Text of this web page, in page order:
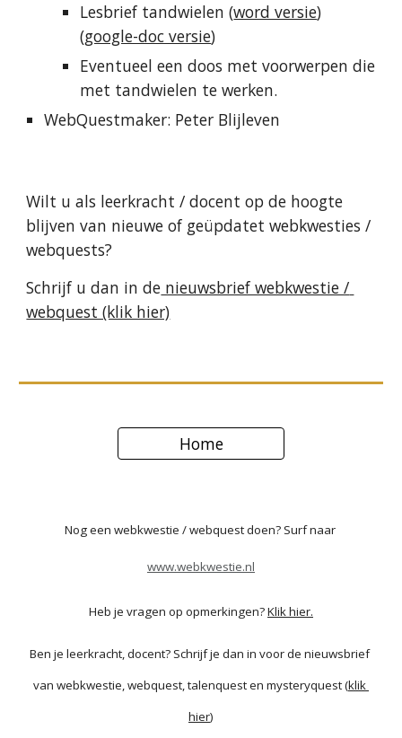
Lesbrief tandwielen (word versie)
(google-doc versie)
Eventueel een doos met voorwerpen die
met tandwielen te werken.
WebQuestmaker: Peter Blijleven
Wilt u als leerkracht / docent op de hoogte
blijven van nieuwe of geüpdatet webkwesties /
webquests?
Schrijf u dan in de nieuwsbrief webkwestie /
webquest (klik hier)
Home
Nog een webkwestie / webquest doen? Surf naar
www.webkwestie.nl
Heb je vragen op opmerkingen? Klik hier.
Ben je leerkracht, docent? Schrijf je dan in voor de nieuwsbrief
van webkwestie, webquest, talenquest en mysteryquest (klik
hier)